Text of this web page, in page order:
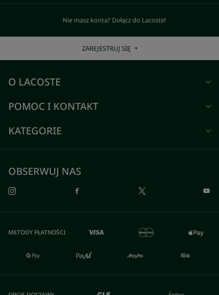
Nie masz konta? Dołącz do Lacoste!
ZAREJESTRUJ SIĘ
O LACOSTE
POMOC I KONTAKT
KATEGORIE
OBSERWUJ NAS
METODY PŁATNOŚCI